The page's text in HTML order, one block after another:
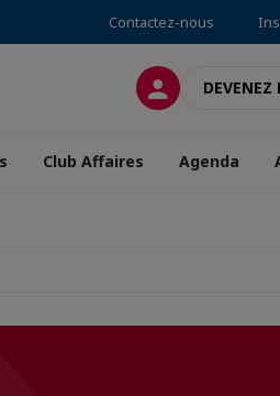
Contactez-nous
CONNEXION
DEVENEZ
Club Affaires Agenda